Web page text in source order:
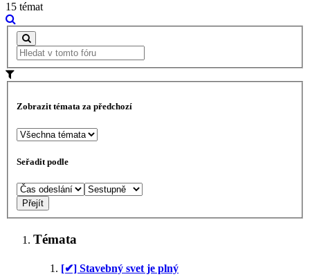
15 témat
Zobrazit témata za předchozí
Seřadit podle
Témata
[✔] Stavebný svet je plný